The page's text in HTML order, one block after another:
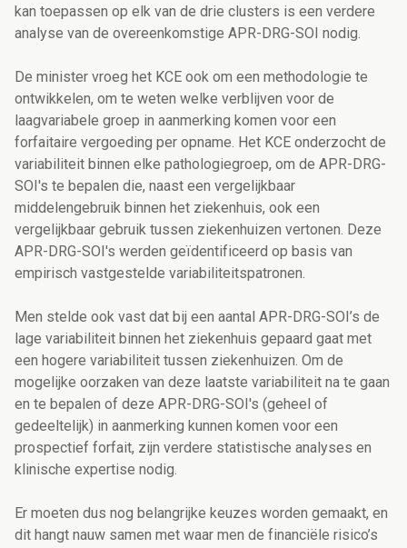
kan toepassen op elk van de drie clusters is een verdere
analyse van de overeenkomstige APR-DRG-SOI nodig.
De minister vroeg het KCE ook om een methodologie te
ontwikkelen, om te weten welke verblijven voor de
laagvariabele groep in aanmerking komen voor een
forfaitaire vergoeding per opname. Het KCE onderzocht de
variabiliteit binnen elke pathologiegroep, om de APR-DRG-
SOI's te bepalen die, naast een vergelijkbaar
middelengebruik binnen het ziekenhuis, ook een
vergelijkbaar gebruik tussen ziekenhuizen vertonen. Deze
APR-DRG-SOI's werden geïdentificeerd op basis van
empirisch vastgestelde variabiliteitspatronen.
Men stelde ook vast dat bij een aantal APR-DRG-SOI’s de
lage variabiliteit binnen het ziekenhuis gepaard gaat met
een hogere variabiliteit tussen ziekenhuizen. Om de
mogelijke oorzaken van deze laatste variabiliteit na te gaan
en te bepalen of deze APR-DRG-SOI's (geheel of
gedeeltelijk) in aanmerking kunnen komen voor een
prospectief forfait, zijn verdere statistische analyses en
klinische expertise nodig.
Er moeten dus nog belangrijke keuzes worden gemaakt, en
dit hangt nauw samen met waar men de financiële risico’s